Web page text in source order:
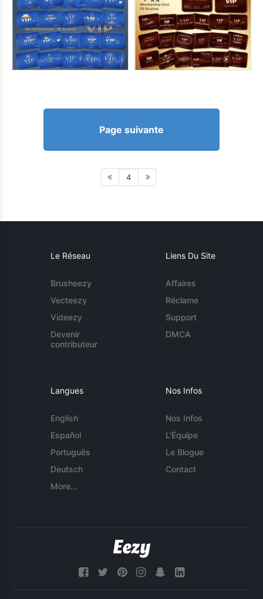
Page suivante
4
Le Réseau
Brusheezy
Vecteezy
Videezy
Devenir
contributeur
Liens Du Site
Affaires
Réclame
Support
DMCA
Langues
English
Español
Português
Deutsch
More...
Nos Infos
Nos Infos
L'Équipe
Le Blogue
Contact